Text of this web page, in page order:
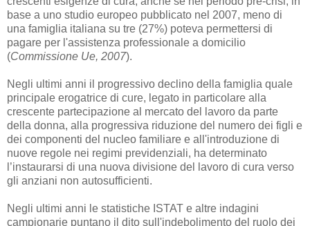
base a uno studio europeo pubblicato nel 2007, meno di
una famiglia italiana su tre (27%) poteva permettersi di
pagare per l'assistenza professionale a domicilio
(Commissione Ue, 2007).
Negli ultimi anni il progressivo declino della famiglia quale
principale erogatrice di cure, legato in particolare alla
crescente partecipazione al mercato del lavoro da parte
della donna, alla progressiva riduzione del numero dei figli e
dei componenti del nucleo familiare e all'introduzione di
nuove regole nei regimi previdenziali, ha determinato
l’instaurarsi di una nuova divisione del lavoro di cura verso
gli anziani non autosufficienti.
Negli ultimi anni le statistiche ISTAT e altre indagini
campionarie puntano il dito sull'indebolimento del ruolo dei